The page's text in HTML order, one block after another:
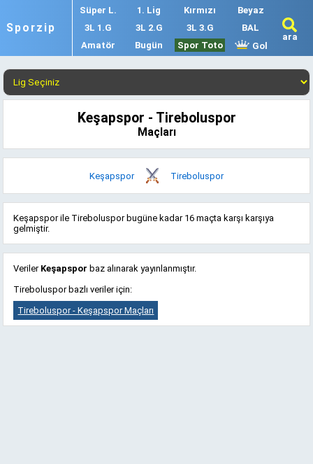
Sporzip
Süper L. 1. Lig Kırmızı
Beyaz
3L 1.G
3L 2.G 3L 3.G
BAL
Amatör
Bugün Spor Toto Gol
ara
Keşapspor - Tireboluspor
Maçları
Keşapspor Tireboluspor
Keşapspor ile Tireboluspor bugüne kadar 16 maçta karşı karşıya
gelmiştir.
Veriler Keşapspor baz alınarak yayınlanmıştır.
Tireboluspor bazlı veriler için:
Tireboluspor - Keşapspor Maçları